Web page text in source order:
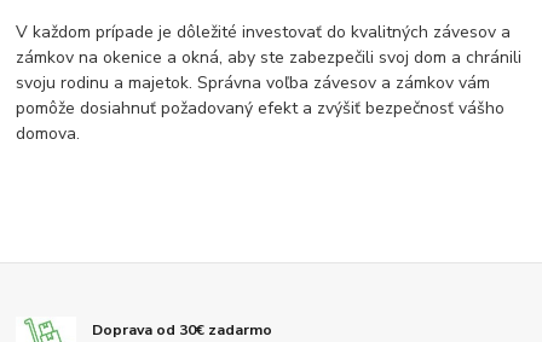
V každom prípade je dôležité investovať do kvalitných závesov a
zámkov na okenice a okná, aby ste zabezpečili svoj dom a chránili
svoju rodinu a majetok. Správna voľba závesov a zámkov vám
pomôže dosiahnuť požadovaný efekt a zvýšiť bezpečnosť vášho
domova.
Doprava od 30€ zadarmo